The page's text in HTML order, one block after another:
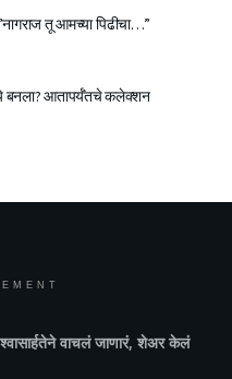
तू आमच्या पिढीचा…”
बनला? आतापर्यँतचे कलेक्शन
वाचलं जाणारं, शेअर केलं